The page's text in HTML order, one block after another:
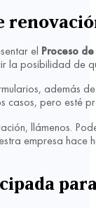
el Proceso
la posibilidad de
además
casos, pero esté
llámenos.
empresa